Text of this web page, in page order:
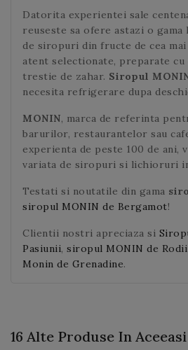
Turnati ingredientele intr-un
Datorita experientei sale
reuseste sa ofere astazi o gama
de siropuri din fructe de cea
atent selectionate, preparate
trestie de zahar. Siropul
necesita refrigerare dupa
MONIN, marca de referinta
barurilor, restaurantelor sau
experienta de peste 100 de ani,
variata de siropuri si lichioruri
Testati si noutatile din gama
siropul MONIN de Bergamot!
Clientii nostri apreciaza si
Pasiunii, siropul MONIN de Rodii
Monin de Grenadine.
16 Alte Produse In